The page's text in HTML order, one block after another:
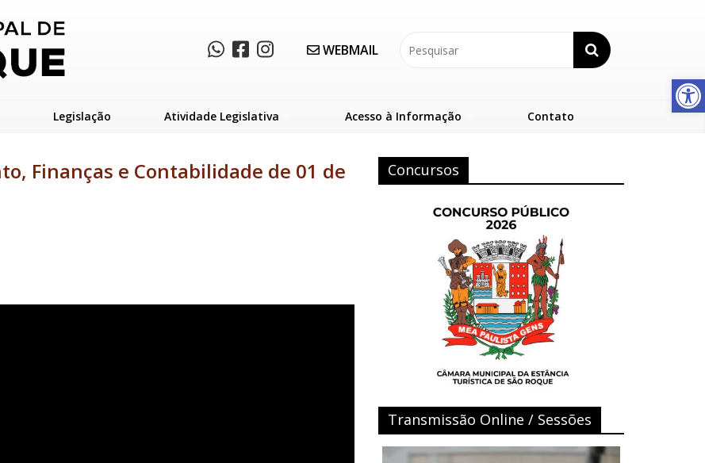
Abrir a barra de ferramentas
WEBMAIL
Legislação Atividade Legislativa Acesso à Informação Contato
Finanças e Contabilidade de 01 de Concursos
Transmissão Online / Sessões